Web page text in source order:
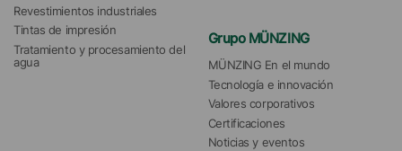
Revestimientos industriales
Tintas de impresión
Tratamiento y procesamiento del
agua
Grupo MÜNZING
MÜNZING En el mundo
Tecnología e innovación
Valores corporativos
Certificaciones
Noticias y eventos